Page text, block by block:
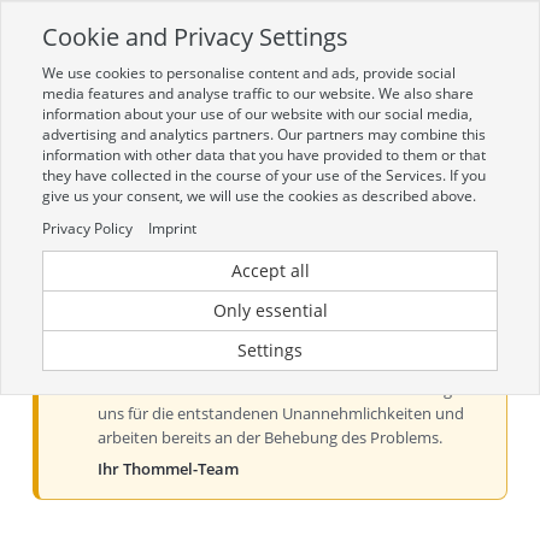
Zur mobilen Kompaktversion (Login erforderlich)
Toggle
navigation
Aktueller Hinweis zur Preis- und
Verfügbarkeitsanzeige
Liebe Kundinnen und Kunden, derzeit kann es bei der
Preis- und Verfügbarkeitsanzeige aus technischen
uns für die entstandenen Unannehmlichkeiten und
arbeiten bereits an der Behebung des Problems.
Ihr Thommel-Team
Cookie and Privacy Settings
We use cookies to personalise content and ads, provide social
media features and analyse traffic to our website. We also share
information about your use of our website with our social media,
advertising and analytics partners. Our partners may combine this
information with other data that you have provided to them or that
they have collected in the course of your use of the Services. If you
give us your consent, we will use the cookies as described above.
Privacy Policy
Imprint
Accept all
Only essential
Settings